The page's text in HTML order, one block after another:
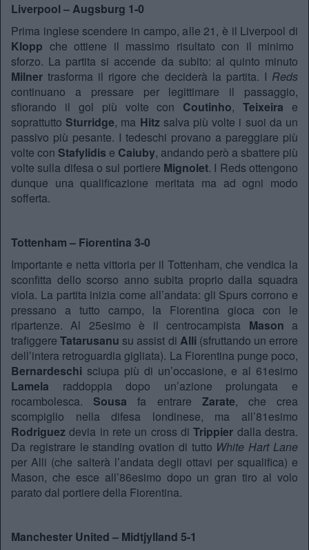
Liverpool – Augsburg 1-0
Prima inglese scendere in campo, alle 21, è il Liverpool di
Klopp che ottiene il massimo risultato con il minimo
sforzo. La partita si accende da subito: al quinto minuto
Milner trasforma il rigore che deciderà la partita. I Reds
continuano a pressare per legittimare il passaggio,
sfiorando il gol più volte con Coutinho,Teixeira e
soprattutto Sturridge, ma Hitzsalva più volte i suoi da un
passivo più pesante. I tedeschi provano a pareggiare più
volte con Stafylidis e Caiuby, andando però a sbattere più
volte sulla difesa o sul portiere Mignolet. I Reds ottengono
dunque una qualificazione meritata ma ad ogni modo
sofferta.
Tottenham – Fiorentina 3-0
Importante e netta vittoria per il Tottenham, che vendica la
sconfitta dello scorso anno subita proprio dalla squadra
viola. La partita inizia come all’andata: gli Spurs corrono e
pressano a tutto campo, la Fiorentina gioca con le
ripartenze. Al 25esimo è il centrocampista Mason a
trafiggereTatarusanu su assist di Alli (sfruttando un errore
dell’intera retroguardia gigliata). La Fiorentina punge poco,
Bernardeschi sciupa più di un’occasione, e al 61esimo
Lamela raddoppia dopo un’azione prolungata e
rocambolesca. Sousa fa entrare Zarate, che crea
scompiglio nella difesa londinese, ma all’81esimo
Rodriguez devia in rete un cross diTrippier dalla destra.
Da registrare le standing ovation di tutto White Hart Lane
per Alli (che salterà l’andata degli ottavi per squalifica) e
Mason, che esce all’86esimo dopo un gran tiro al volo
parato dal portiere della Fiorentina.
Manchester United – Midtjylland 5-1